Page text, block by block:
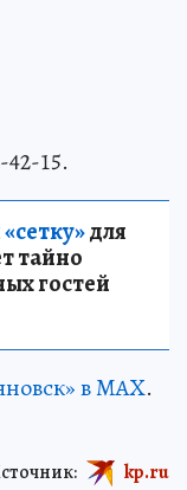
15.
для
тайно
гостей
в MAX.
kp.ru